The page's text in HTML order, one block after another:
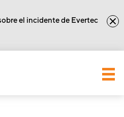
el incidente de Evertec
221571415